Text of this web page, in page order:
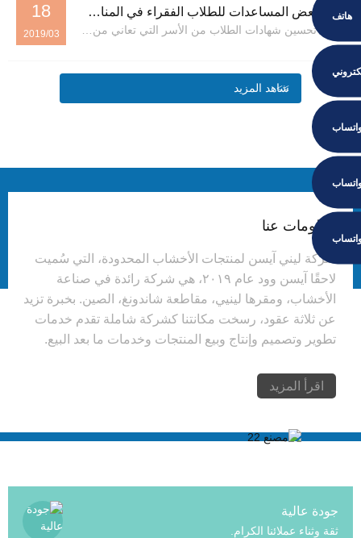
18
2019/03
حول بعض المساعدات للطلاب الفقراء في المناطق الريفية
ينبغي تحسين شهادات الطلاب من الأسر التي تعاني من صعوبات مالية، والعمل على تحديد هوية الطلاب من هذه الأسر، بما يعكس الإنصاف والعدالة، والإفصاح عن المعلومات، واحترام خصوصية الطلاب. لتحقيق معلومات دقيقة...
شاهد المزيد
معلومات عنا
شركة ليني آيسن لمنتجات الأخشاب المحدودة، التي سُميت
لاحقًا آيسن وود عام ٢٠١٩، هي شركة رائدة في صناعة
الأخشاب، ومقرها لينيي، مقاطعة شاندونغ، الصين. بخبرة تزيد
عن ثلاثة عقود، رسخت مكانتنا كشركة شاملة تقدم خدمات
تطوير وتصميم وإنتاج وبيع المنتجات وخدمات ما بعد البيع.
اقرأ المزيد
جودة عالية
ثقة وثناء عملائنا الكرام.
هاتف